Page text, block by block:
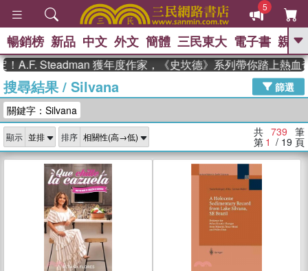
5
GO
高希均教授回憶錄
、 The Odyssey 、 父親節 、 如果歷
獎 臺灣漫遊錄 、 方念華 、 台灣的李
登輝時代
數學女孩：黎曼猜想 、
偉大的迷走神經
暢銷榜 新品 中文 外文 簡體 三民東大 電子書 親子
獲年度作家，《史坎德》系列帶你踏上熱血奇幻旅
搜尋結果/ Silvana
篩選
關鍵字：Silvana
顯示 排序 共 739 筆
第 1 / 19 頁